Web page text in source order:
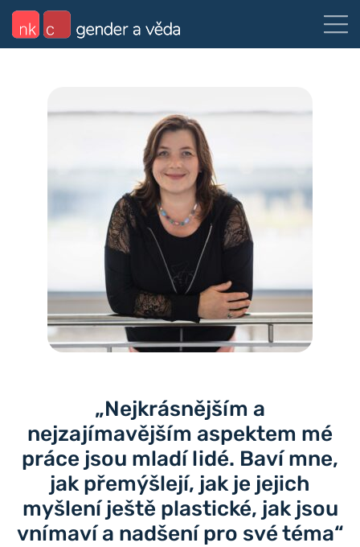
„Nejkrásnějším a
nejzajímavějším aspektem mé
práce jsou mladí lidé. Baví mne,
jak přemýšlejí, jak je jejich
myšlení ještě plastické, jak jsou
vnímaví a nadšení pro své téma“